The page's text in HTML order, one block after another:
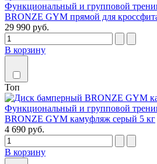
Функциональный и групповой
BRONZE GYM прямой для
29 990 руб.
В корзину
Топ
Функциональный и групповой
BRONZE GYM камуфляж серый 5 кг
4 690 руб.
В корзину